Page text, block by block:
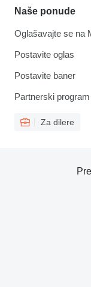
Naše ponude
Oglašavajte se na
Postavite oglas
Postavite baner
Partnerski program
Za dilere